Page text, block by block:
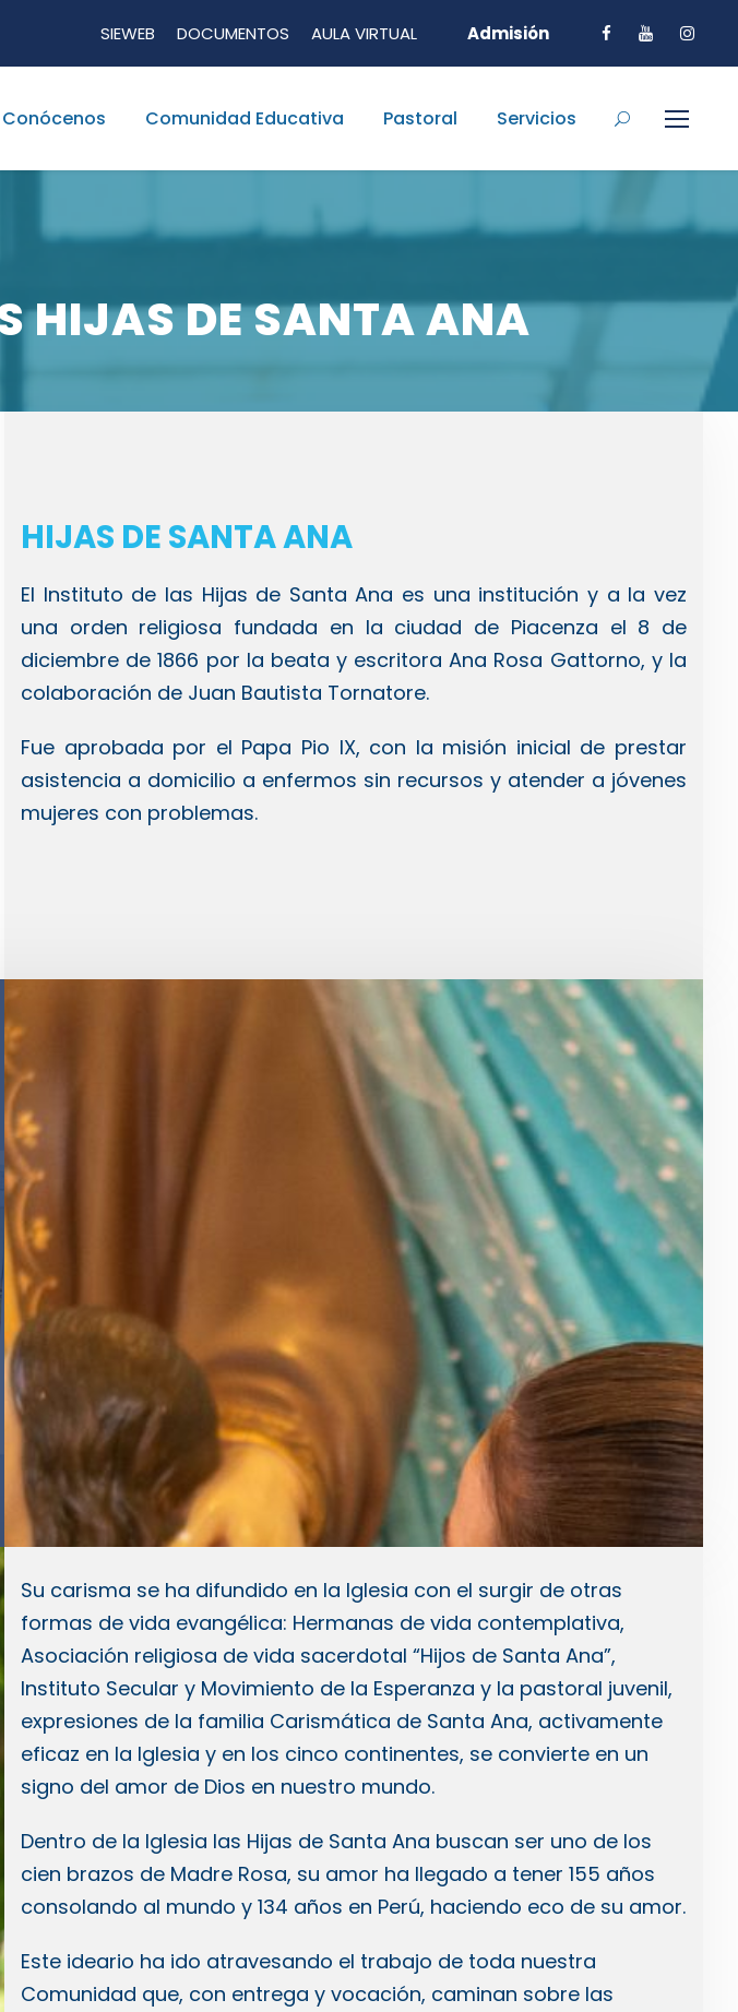
SIEWEB DOCUMENTOS AULA VIRTUAL Admisión
Conócenos Comunidad Educativa Pastoral Servicios
HIJAS DE SANTA ANA
HIJAS DE SANTA ANA
El Instituto de las Hijas de Santa Ana es una institución y a la vez
una orden religiosa fundada en la ciudad de Piacenza el 8 de
diciembre de 1866 por la beata y escritora Ana Rosa Gattorno, y la
colaboración de Juan Bautista Tornatore.
Fue aprobada por el Papa Pio IX, con la misión inicial de prestar
asistencia a domicilio a enfermos sin recursos y atender a jóvenes
mujeres con problemas.
Su carisma se ha difundido en la Iglesia con el surgir de otras
formas de vida evangélica: Hermanas de vida contemplativa,
Asociación religiosa de vida sacerdotal “Hijos de Santa Ana”,
Instituto Secular y Movimiento de la Esperanza y la pastoral juvenil,
expresiones de la familia Carismática de Santa Ana, activamente
eficaz en la Iglesia y en los cinco continentes, se convierte en un
signo del amor de Dios en nuestro mundo.
Dentro de la Iglesia las Hijas de Santa Ana buscan ser uno de los
cien brazos de Madre Rosa, su amor ha llegado a tener 155 años
consolando al mundo y 134 años en Perú, haciendo eco de su amor.
Este ideario ha ido atravesando el trabajo de toda nuestra
Comunidad que, con entrega y vocación, caminan sobre las